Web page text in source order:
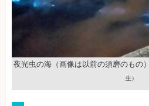
夜光虫の海（画像は以前の須磨のもの）
生）